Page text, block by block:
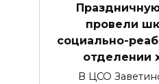
провели
социально-
отделении
В ЦСО